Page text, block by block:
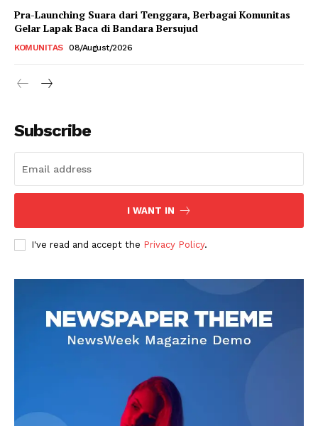
Pra-Launching Suara dari Tenggara, Berbagai Komunitas
Gelar Lapak Baca di Bandara Bersujud
KOMUNITAS 08/August/2026
Subscribe
I WANT IN
I've read and accept the Privacy Policy.